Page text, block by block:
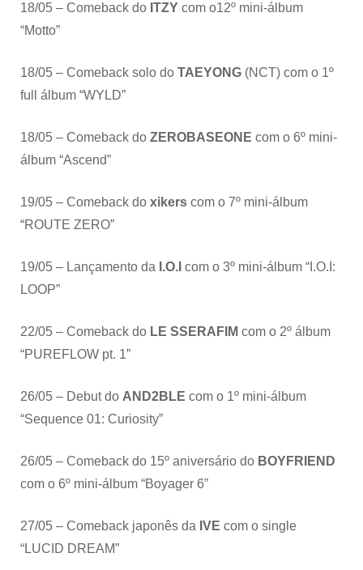
18/05 – Comeback do ITZY com o12º mini-álbum
“Motto”
18/05 – Comeback solo do TAEYONG (NCT) com o 1º
full álbum “WYLD”
18/05 – Comeback do ZEROBASEONE com o 6º mini-
álbum “Ascend”
19/05 – Comeback do xikers com o 7º mini-álbum
“ROUTE ZERO”
19/05 – Lançamento da I.O.I com o 3º mini-álbum “I.O.I:
LOOP”
22/05 – Comeback do LE SSERAFIM com o 2º álbum
“PUREFLOW pt. 1”
26/05 – Debut do AND2BLE com o 1º mini-álbum
“Sequence 01: Curiosity”
26/05 – Comeback do 15º aniversário do BOYFRIEND
com o 6º mini-álbum “Boyager 6”
27/05 – Comeback japonês da IVE com o single
“LUCID DREAM”